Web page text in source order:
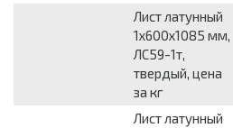
Лист латунный
1х600х1085 мм,
ЛС59-1т,
твердый, цена
за кг
Лист латунный